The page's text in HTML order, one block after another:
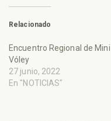
Relacionado
Encuentro Regional de Mini
Vóley
27 junio, 2022
En "NOTICIAS"